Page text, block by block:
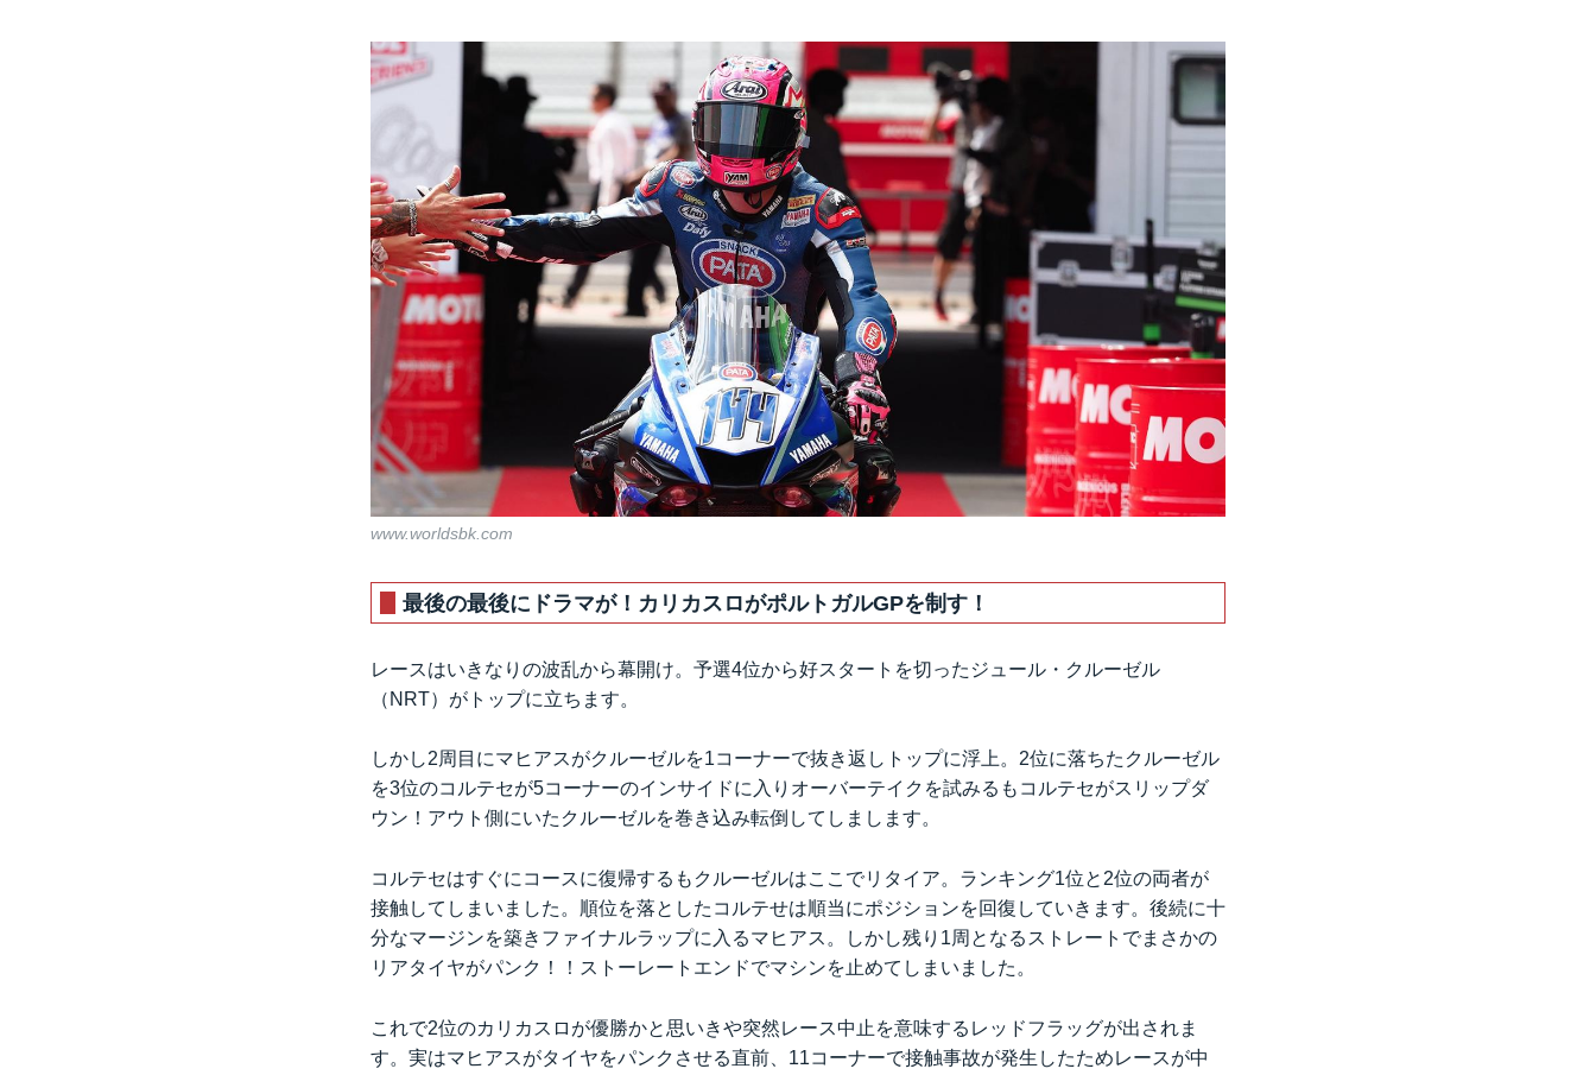
www.worldsbk.com
最後の最後にドラマが！カリカスロがポルトガルGPを制す！
レースはいきなりの波乱から幕開け。予選4位から好スタートを切ったジュール・クルーゼル
（NRT）がトップに立ちます。
しかし2周目にマヒアスがクルーゼルを1コーナーで抜き返しトップに浮上。2位に落ちたクルーゼル
を3位のコルテセが5コーナーのインサイドに入りオーバーテイクを試みるもコルテセがスリップダ
ウン！アウト側にいたクルーゼルを巻き込み転倒してしまします。
コルテセはすぐにコースに復帰するもクルーゼルはここでリタイア。ランキング1位と2位の両者が
接触してしまいました。順位を落としたコルテせは順当にポジションを回復していきます。後続に十
分なマージンを築きファイナルラップに入るマヒアス。しかし残り1周となるストレートでまさかの
リアタイヤがパンク！！ストーレートエンドでマシンを止めてしまいました。
これで2位のカリカスロが優勝かと思いきや突然レース中止を意味するレッドフラッグが出されま
す。実はマヒアスがタイヤをパンクさせる直前、11コーナーで接触事故が発生したためレースが中